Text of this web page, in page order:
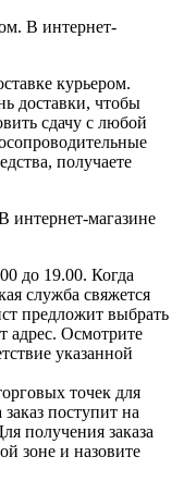
В интернет-
курьером.
доставки, чтобы
сдачу с любой
получаете
интернет-магазине
до 19.00. Когда
служба свяжется
предложит выбрать
адрес. Осмотрите
указанной
точек для
поступит на
получения заказа
зоне и назовите